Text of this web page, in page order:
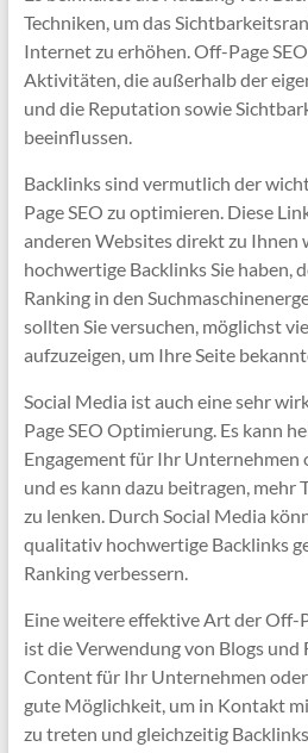
Techniken, um das
Internet zu erhöhen. Off-Page
Aktivitäten, die außerhalb der
und die Reputation sowie
beeinflussen.
Backlinks sind vermutlich der
Page SEO zu optimieren. Diese
anderen Websites direkt zu Ihnen
hochwertige Backlinks Sie haben,
Ranking in den
sollten Sie versuchen, möglichst
aufzuzeigen, um Ihre Seite
Social Media ist auch eine sehr
Page SEO Optimierung. Es kann
Engagement für Ihr Unternehmen
und es kann dazu beitragen, mehr
zu lenken. Durch Social Media
qualitativ hochwertige Backlinks
Ranking verbessern.
Eine weitere effektive Art der Off-
ist die Verwendung von Blogs
Content für Ihr Unternehmen
gute Möglichkeit, um in Kontakt
zu treten und gleichzeitig